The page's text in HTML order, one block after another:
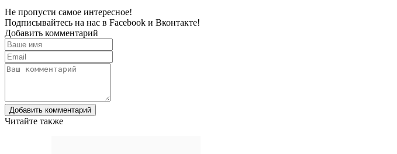
Не пропусти самое интересное!
Подписывайтесь на нас в Facebook и Вконтакте!
Добавить комментарий
Добавить комментарий
Читайте также